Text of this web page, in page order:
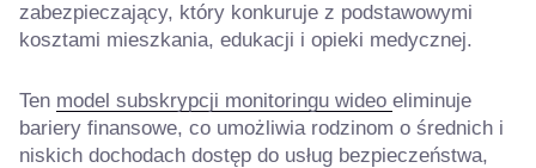
zabezpieczający, który konkuruje z podstawowymi
kosztami mieszkania, edukacji i opieki medycznej.
Ten model subskrypcji monitoringu wideo eliminuje
bariery finansowe, co umożliwia rodzinom o średnich i
niskich dochodach dostęp do usług bezpieczeństwa,